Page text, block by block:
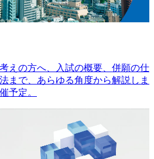
えの方へ、入試の概要、併願の仕
まで、あらゆる角度から解説しま
予定。